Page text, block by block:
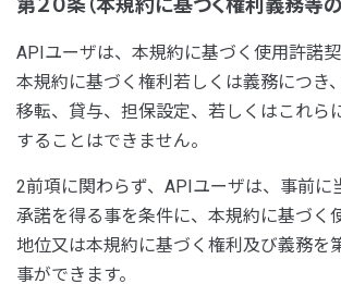
第２０条（本規約に基づく権利義務等
APIユーザは、本規約に基づく使用許諾
本規約に基づく権利若しくは義務につき
移転、貸与、担保設定、若しくはこれら
することはできません。
2前項に関わらず、APIユーザは、事前に
承諾を得る事を条件に、本規約に基づく
地位又は本規約に基づく権利及び義務を
事ができます。